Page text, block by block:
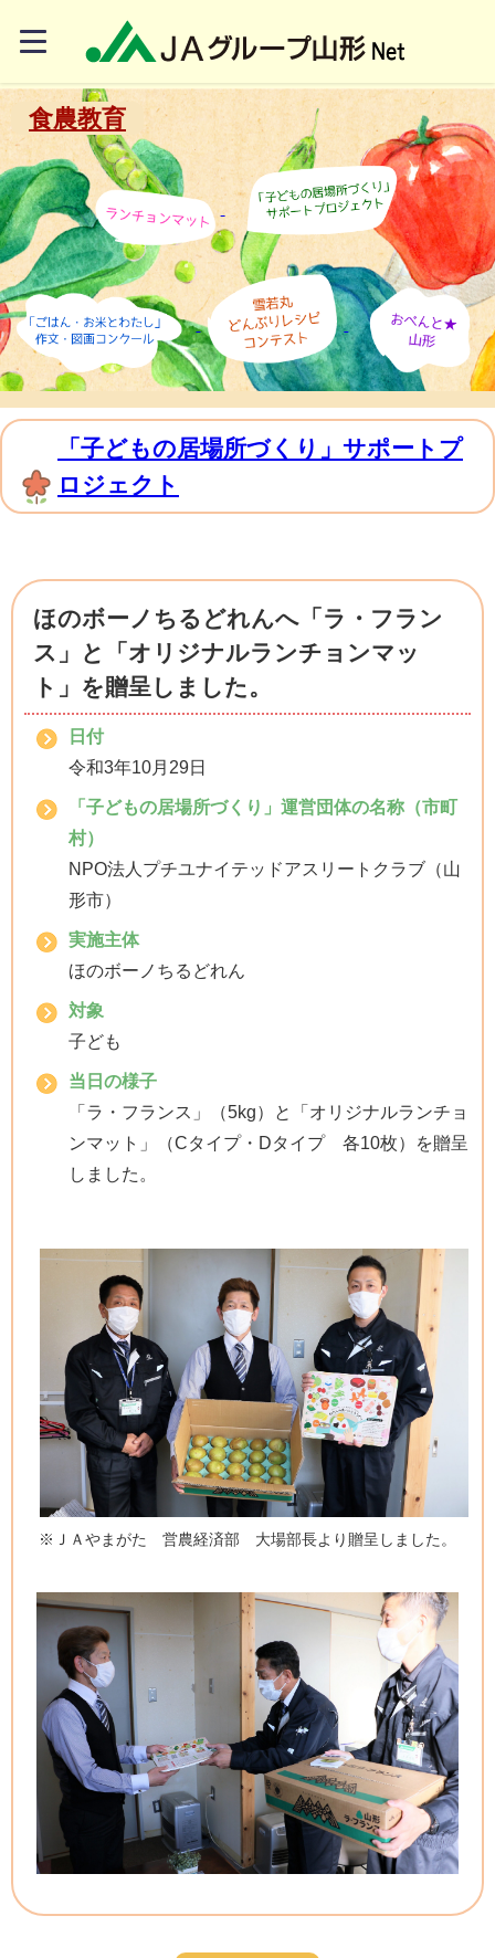
食農教育
「子どもの居場所づくり」サポートプ
ロジェクト
ほのボーノちるどれんへ「ラ・フラン
ス」と「オリジナルランチョンマッ
ト」を贈呈しました。
日付
令和3年10月29日
「子どもの居場所づくり」運営団体の名称（市町
村）
NPO法人プチユナイテッドアスリートクラブ（山
形市）
実施主体
ほのボーノちるどれん
対象
子ども
当日の様子
「ラ・フランス」（5kg）と「オリジナルランチョ
ンマット」（Cタイプ・Dタイプ 各10枚）を贈呈
しました。
※ＪＡやまがた 営農経済部 大場部長より贈呈しました。